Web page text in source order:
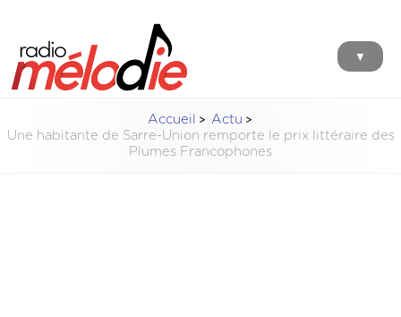
▼
Accueil
Actu
Une habitante de Sarre-Union remporte le prix littéraire des
Plumes Francophones